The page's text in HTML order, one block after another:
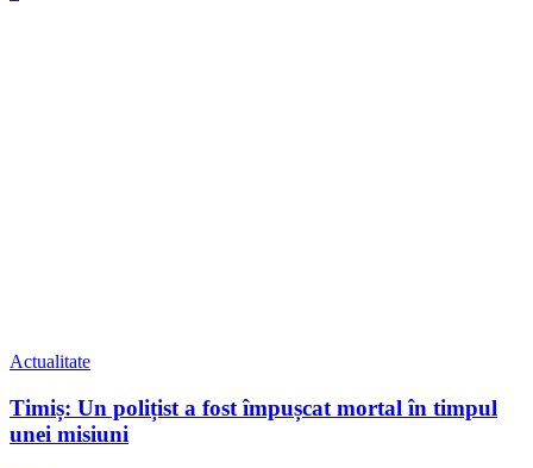
Actualitate
Timiș: Un polițist a fost împușcat mortal în timpul
unei misiuni